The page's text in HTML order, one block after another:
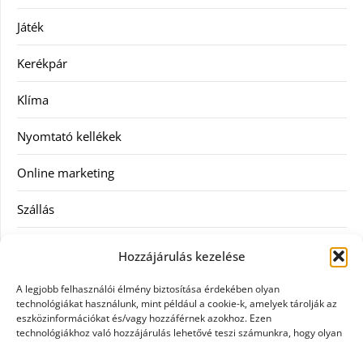
Hozzájárulás kezelése
A legjobb felhasználói élmény biztosítása érdekében olyan
technológiákat használunk, mint például a cookie-k, amelyek tárolják az
eszközinformációkat és/vagy hozzáférnek azokhoz. Ezen
technológiákhoz való hozzájárulás lehetővé teszi számunkra, hogy olyan
Játék
Kerékpár
Klíma
Nyomtató kellékek
Online marketing
Szállás
Szellőztető
Szolgáltatás